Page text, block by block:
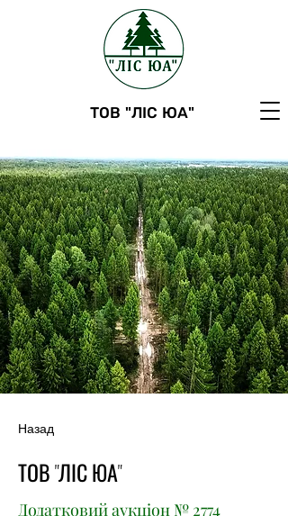
ТОВ "ЛІС ЮА"
Назад
ТОВ "ЛІС ЮА"
Додатковий аукціон № 2774